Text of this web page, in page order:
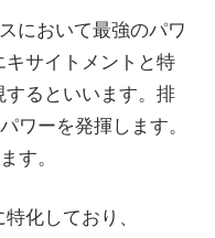
ュ
ー
において最強のパワ
サイトメントと特
るといいます。排
ワーを発揮します。
す。
化しており、